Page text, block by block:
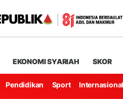
EKONOMI SYARIAH SKOR
Pendidikan Sport Internasional